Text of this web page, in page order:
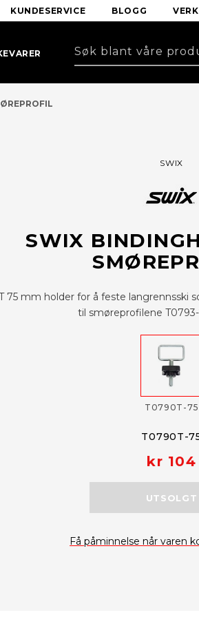
KUNDESERVICE BLOGG
SWIX
SWIX
75 mm holder for å feste langrennsski
til smøreprofilene
T0790T-75
T0790T-
kr 104
UTSOLGT
Få påminnelse når varen